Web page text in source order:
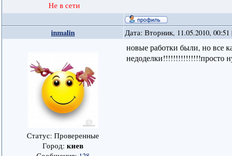
Не в сети
inmalin Дата: Вторник, 11.05.2010,
Статус: Проверенные
Город: киев
новые работки были, но все
недоделки!!!!!!!!!!!!!!!просто